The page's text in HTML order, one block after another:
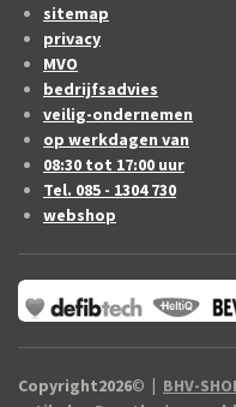
sitemap
privacy
MVO
bedrijfsadvies
veilig-ondernemen
op werkdagen van
08:30 tot 17:00 uur
Tel. 085 - 1304 730
webshop
Copyright2026© | BHV-